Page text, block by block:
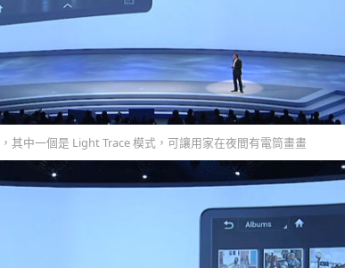
其中一個是 Light Trace 模式，可讓用家在夜間有電筒畫畫